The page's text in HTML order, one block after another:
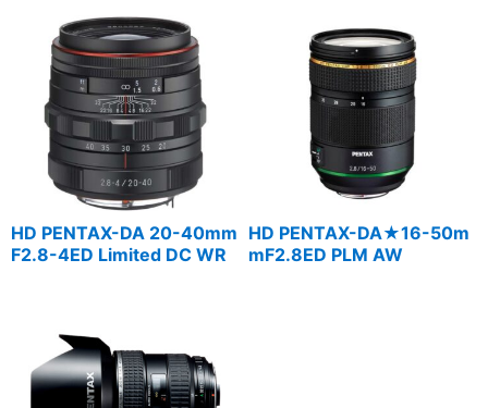
HD PENTAX-DA 20-40mm
F2.8-4ED Limited DC WR
HD PENTAX-DA★16-50m
mF2.8ED PLM AW